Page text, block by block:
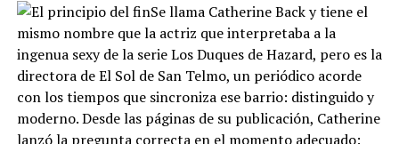
Se llama Catherine Back y tiene el
mismo nombre que la actriz que interpretaba a la
ingenua sexy de la serie Los Duques de Hazard, pero es la
directora de El Sol de San Telmo, un periódico acorde
con los tiempos que sincroniza ese barrio: distinguido y
moderno. Desde las páginas de su publicación, Catherine
lanzó la pregunta correcta en el momento adecuado: